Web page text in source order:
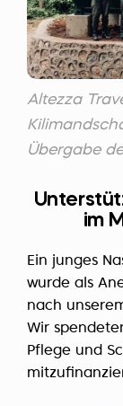
Altezza
Übergabe
im
Ein junges
wurde als
nach
Wir
Pflege und